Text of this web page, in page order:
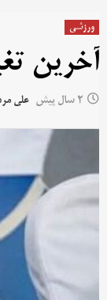
ورزشی
آخرین
2 سال پیش علی